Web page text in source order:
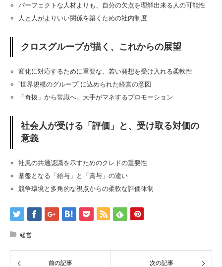
パーフェクトな人材よりも、自分の欠点を理解出来る人の可能性
人と人がよりいい関係を築くための社内制度
クロスグループが描く、これからの展望
変化に対応するために重要な、若い発想を受け入れる柔軟性
”世界規模のグループ”に込められた経営の意図
「奇抜」から常識へ。大手がマネするプロモーション
社会人が受ける「評価」と、受け取る対価の
意義
社風の共通認識を示すためのクレドの重要性
基盤となる「給与」と「賞与」の違い
競争環境と多角的な視点からの柔軟な評価体制
経営
前の記事 次の記事